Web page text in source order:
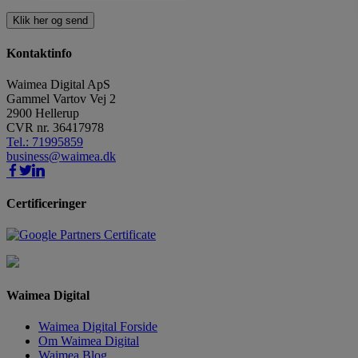
Kontaktinfo
Waimea Digital ApS
Gammel Vartov Vej 2
2900 Hellerup
CVR nr. 36417978
Tel.: 71995859
business@waimea.dk
Certificeringer
Waimea Digital
Waimea Digital Forside
Om Waimea Digital
Waimea Blog